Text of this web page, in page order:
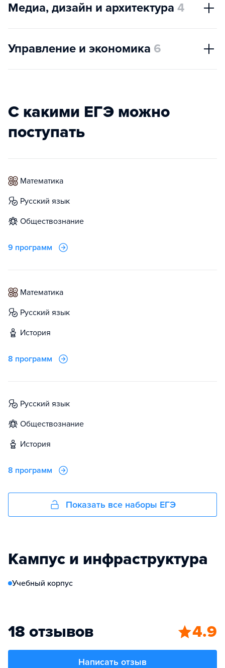
Медиа, дизайн и архитектура 4
Управление и экономика 6
С какими ЕГЭ можно
поступать
математика
русский язык
обществознание
9 программ
математика
русский язык
история
8 программ
русский язык
обществознание
история
8 программ
Показать все наборы ЕГЭ
Кампус и инфраструктура
Учебный корпус
18 отзывов 4.9
Написать отзыв